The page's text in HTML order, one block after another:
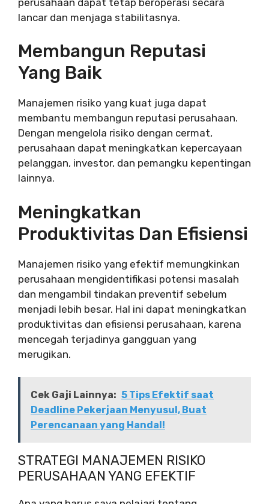
lancar dan menjaga stabilitasnya.
Membangun Reputasi
Yang Baik
Manajemen risiko yang kuat juga dapat
membantu membangun reputasi perusahaan.
Dengan mengelola risiko dengan cermat,
perusahaan dapat meningkatkan kepercayaan
pelanggan, investor, dan pemangku kepentingan
lainnya.
Meningkatkan
Produktivitas Dan Efisiensi
Manajemen risiko yang efektif memungkinkan
perusahaan mengidentifikasi potensi masalah
dan mengambil tindakan preventif sebelum
menjadi lebih besar. Hal ini dapat meningkatkan
produktivitas dan efisiensi perusahaan, karena
mencegah terjadinya gangguan yang
merugikan.
Cek Gaji Lainnya: 5 Tips Efektif saat
Deadline Pekerjaan Menyusul, Buat
Perencanaan yang Handal!
STRATEGI MANAJEMEN RISIKO
PERUSAHAAN YANG EFEKTIF